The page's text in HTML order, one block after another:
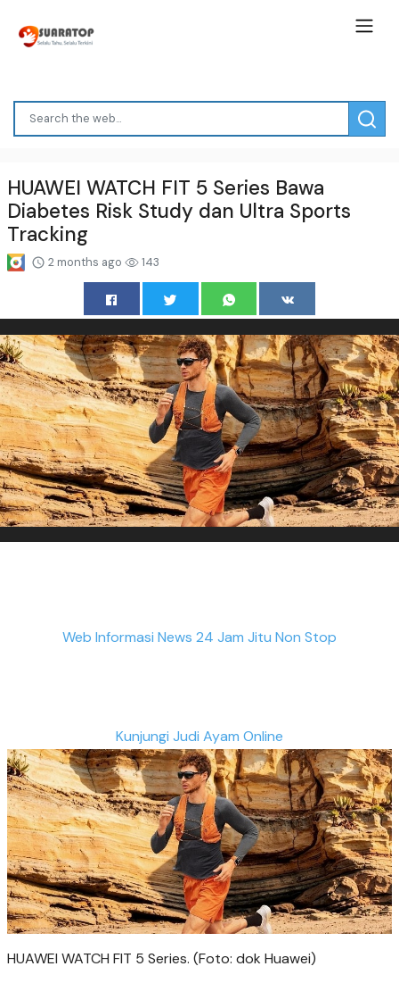
HUAWEI WATCH FIT 5 Series Bawa
Diabetes Risk Study dan Ultra Sports
Tracking
2 months ago 143
Web Informasi News 24 Jam Jitu Non Stop
Kunjungi Judi Ayam Online
HUAWEI WATCH FIT 5 Series. (Foto: dok Huawei)